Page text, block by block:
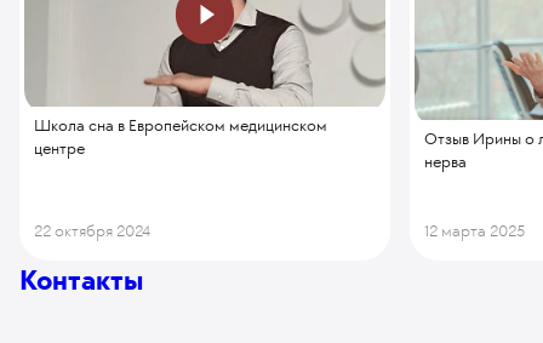
Школа сна в Европейском медицинском
центре
22 октября 2024
Отзыв Ирины о
нерва
12 марта 2025
Контакты